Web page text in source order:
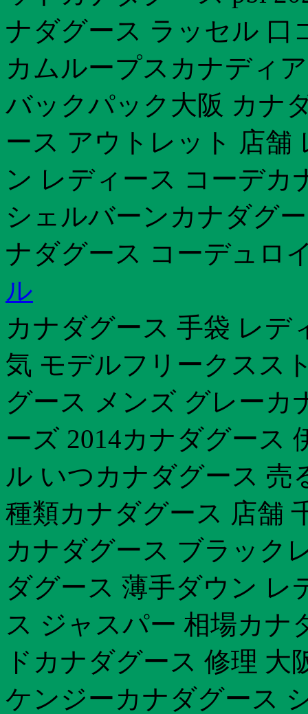
ナダグース ラッセル 口
カムループスカナディ
バックパック大阪 カナ
ース アウトレット 店舗
ン レディース コーデカ
シェルバーンカナダグ
ナダグース コーデュロ
ル
カナダグース 手袋 レデ
気 モデルフリークスス
グース メンズ グレーカ
ーズ 2014カナダグース
ル いつカナダグース 売
種類カナダグース 店舗
カナダグース ブラック
ダグース 薄手ダウン レ
ス ジャスパー 相場カナ
ドカナダグース 修理
ケンジーカナダグース